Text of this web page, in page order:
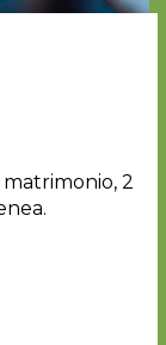
2